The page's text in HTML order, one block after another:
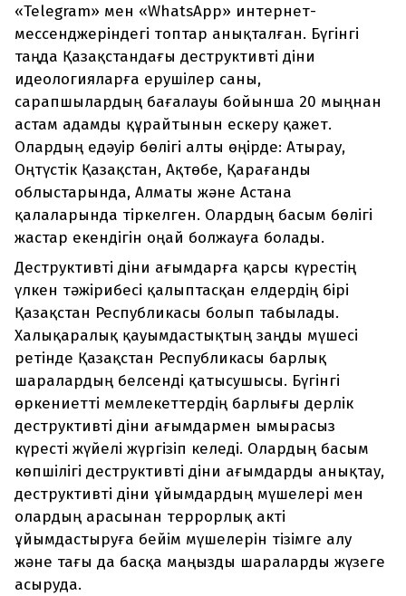
«Telegram» мен «WhatsApp» интернет-
мессенджеріндегі топтар анықталған. Бүгінгі
таңда Қазақстандағы деструктивті діни
идеологияларға ерушілер саны,
сарапшылардың бағалауы бойынша 20 мыңнан
астам адамды құрайтынын ескеру қажет.
Олардың едәуір бөлігі алты өңірде: Атырау,
Оңтүстік Қазақстан, Ақтөбе, Қарағанды
облыстарында, Алматы және Астана
қалаларында тіркелген. Олардың басым бөлігі
жастар екендігін оңай болжауға болады.
Деструктивті діни ағымдарға қарсы күрестің
үлкен тәжірибесі қалыптасқан елдердің бірі
Қазақстан Республикасы болып табылады.
Халықаралық қауымдастықтың заңды мүшесі
ретінде Қазақстан Республикасы барлық
шаралардың белсенді қатысушысы. Бүгінгі
өркениетті мемлекеттердің барлығы дерлік
деструктивті діни ағымдармен ымырасыз
күресті жүйелі жүргізіп келеді. Олардың басым
көпшілігі деструктивті діни ағымдарды анықтау,
деструктивті діни ұйымдардың мүшелері мен
олардың арасынан террорлық акті
ұйымдастыруға бейім мүшелерін тізімге алу
және тағы да басқа маңызды шараларды жүзеге
асыруда.